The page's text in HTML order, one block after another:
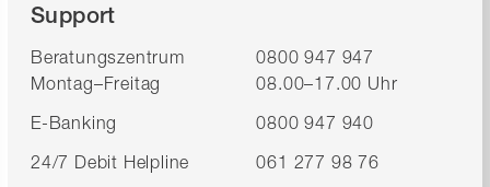
Support
Beratungszentrum
0800 947 947
Montag–Freitag
08.00–17.00 Uhr
E-Banking
0800 947 940
24/7 Debit Helpline
061 277 98 76